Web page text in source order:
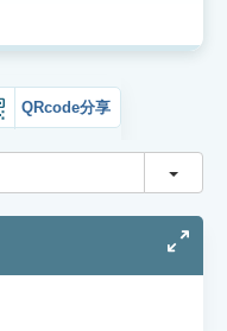
QRcode分享
切換